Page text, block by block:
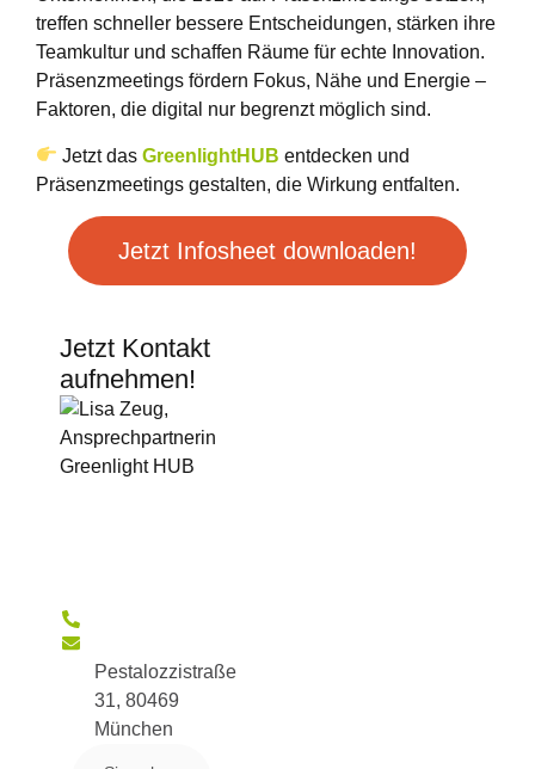
treffen schneller bessere Entscheidungen, stärken ihre
Teamkultur und schaffen Räume für echte Innovation.
Präsenzmeetings fördern Fokus, Nähe und Energie –
Faktoren, die digital nur begrenzt möglich sind.
Jetzt dasGreenlightHUB entdecken und
Präsenzmeetings gestalten, die Wirkung entfalten.
Jetzt Infosheet downloaden!
Jetzt Kontakt
aufnehmen!
Pestalozzistraße
31, 80469
München